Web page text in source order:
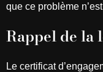
que ce problème
Rappel de la
Le certificat